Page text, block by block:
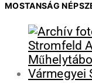
MOSTANSÁG